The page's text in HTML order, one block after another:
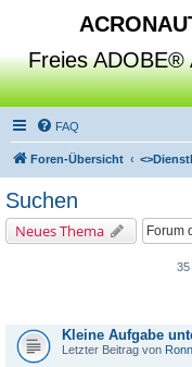
Freies ADOBE®
FAQ
Foren-Übersicht <>
Suchen
Neues Thema
35
Kleine Aufgabe
Letzter Beitrag von